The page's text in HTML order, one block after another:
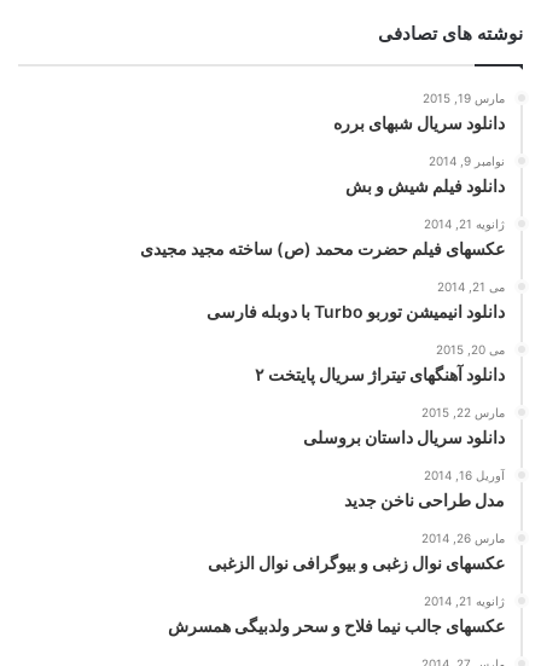
نوشته های تصادفی
مارس 19, 2015
دانلود سریال شبهای برره
نوامبر 9, 2014
دانلود فیلم شیش و بش
ژانویه 21, 2014
عکسهای فیلم حضرت محمد (ص) ساخته مجید مجیدی
می 21, 2014
دانلود انیمیشن توربو Turbo با دوبله فارسی
می 20, 2015
دانلود آهنگهای تیتراژ سریال پایتخت ۲
مارس 22, 2015
دانلود سریال داستان بروسلی
آوریل 16, 2014
مدل طراحی ناخن جدید
مارس 26, 2014
عکسهای نوال زغبی و بیوگرافی نوال الزغبی
ژانویه 21, 2014
عکسهای جالب نیما فلاح و سحر ولدبیگی همسرش